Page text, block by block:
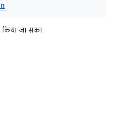
किया जा सका